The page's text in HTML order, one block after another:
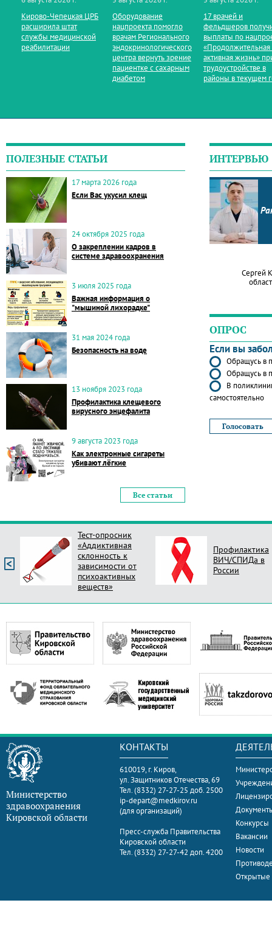
Кирово‑Чепецкая ЦРБ
расширила штат
службы медицинской
реабилитации
Оборудование
нацпроекта помогло
врачам Регионального
эндокринологического
центра вернуть зрение
пациентке с сахарным
диабетом
17 врачей и
фельдшеров
выплаты по
«Продолжительная
активная жизнь»
трудоустройстве в
районы в текущем
ПОЛЕЗНЫЕ СТАТЬИ
17 марта 2026 года
Если Вас укусил клещ
24 октября 2025 года
О закреплении кадров в
системе здравоохранения
3 июля 2025 года
Важная информация о
"мышиной лихорадке"
31 мая 2024 года
Безопасность на воде
13 ноября 2023 года
Профилактика клещевого
вирусного энцефалита
9 августа 2023 года
Как электронные сигареты
убивают лёгкие
Все статьи
ИНТЕРВЬЮ
Сергей
ОПРОС
Если вы
Обращусь в
Обращусь в
В
самостоятельно
Тест-опросник
«Аддиктивная
склонность к
зависимости от
психоактивных
веществ»
Профилактика
ВИЧ/СПИДа в
России
Министерство
здравоохранения
Кировской области
КОНТАКТЫ
610019, г. Киров,
ул. Защитников Отечества, 69
Тел. (8332) 27-27-25 доб. 2500
ip-depart@medkirov.ru
(для организаций)
Пресс-служба Правительства
Кировской области
Тел. (8332) 27-27-42 доп. 4200
Конкурсы
Вакансии
Новости